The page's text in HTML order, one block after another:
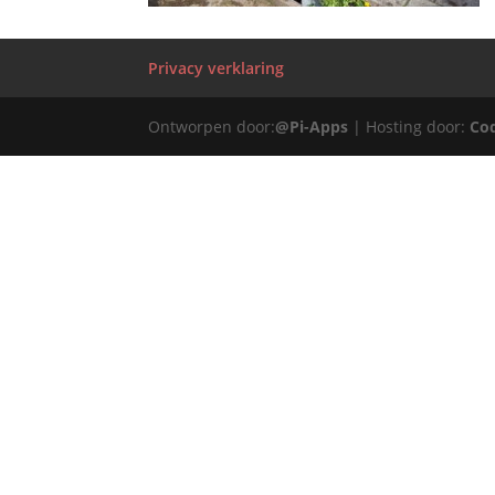
Privacy verklaring
Ontworpen door:@Pi-Apps | Hosting door: